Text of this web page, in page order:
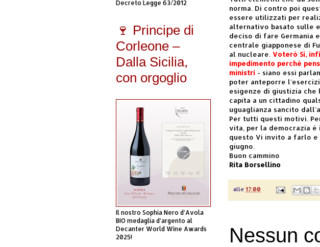
norma. Di contro poi
essere utilizzati per
alternativo basato sulle
deciso di fare Germania
centrale giapponese di
al nucleare. Voterò Sì,
impedimento perché
ministri - siano essi
poter anteporre
esigenze di giustizia
capita a un cittadino
uguaglianza sancito
Per tutti questi motivi.
vita, per la democrazia
questo Vi invito a farlo e
giugno.
Buon cammino
Rita Borsellino
alle 17:00
Nessun
Decreto Legge 63/2012
🍷 Principe di
Corleone –
Dalla Sicilia,
con orgoglio
Il nostro Sophia Nero d’Avola
BIO medaglia d’argento al
Decanter World Wine Awards
2025!